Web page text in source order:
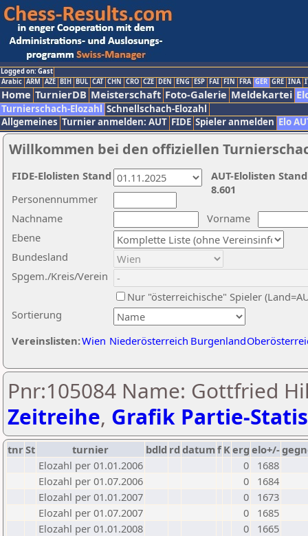
Logged on: Gast
Arabic ARM AZE BIH BUL CAT CHN CRO CZE DEN ENG ESP FAI FIN FRA GER GRE INA
Home TurnierDB Meisterschaft Foto-Galerie Meldekartei
Turnierschach-Elozahl Schnellschach-Elozahl
Allgemeines Turnier anmelden: AUT FIDE Spieler anmelden Elo
Willkommen bei den offiziellen
Nachname
Vorname
Ebene
Sortierung
Personennummer
Bundesland
Spgem./Kreis/Verein
Nur "österreichische" Spieler
Vereinslisten:Wien Niederösterreich Burgenland
AUT-Elolisten
8.601
FIDE-Elolisten Stand
Pnr:105084 Name: Gottfried
Zeitreihe, Grafik Partie-
tnrSt turnier bdld rd datumf Kerg elo+/-
Elozahl per 01.01.2006
0
1688
Elozahl per 01.07.2006
0
1684
Elozahl per 01.01.2007
0
1673
Elozahl per 01.07.2007
0
1685
Elozahl per 01.01.2008
0
1665